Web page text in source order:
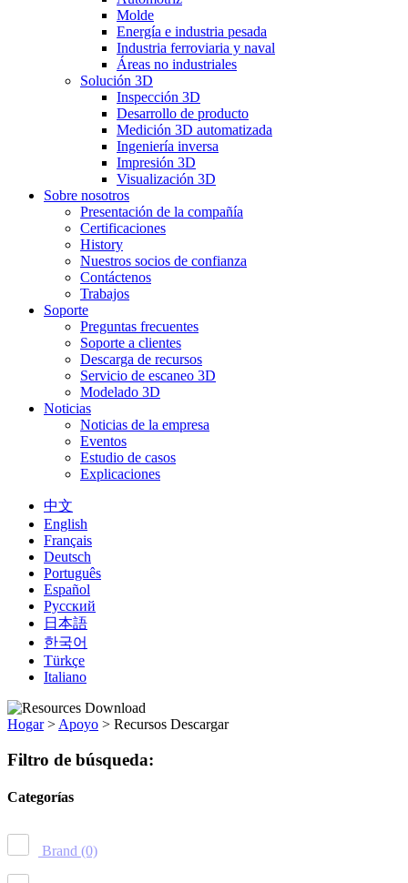
Molde
Energía e industria pesada
Industria ferroviaria y naval
Áreas no industriales
Solución 3D
Inspección 3D
Desarrollo de producto
Medición 3D automatizada
Ingeniería inversa
Impresión 3D
Visualización 3D
Sobre nosotros
Presentación de la compañía
Certificaciones
History
Nuestros socios de confianza
Contáctenos
Trabajos
Soporte
Preguntas frecuentes
Soporte a clientes
Descarga de recursos
Servicio de escaneo 3D
Modelado 3D
Noticias
Noticias de la empresa
Eventos
Estudio de casos
Explicaciones
中文
English
Français
Deutsch
Português
Español
Русский
日本語
한국어
Türkçe
Italiano
Hogar > Apoyo > Recursos Descargar
Filtro de búsqueda:
Categorías
Brand (0)